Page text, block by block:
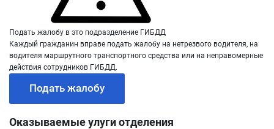
Подать жалобу в это подразделение ГИБДД
Каждый гражданин вправе подать жалобу на нетрезвого водителя, на
водителя маршрутного транспортного средства или на неправомерные
действия сотрудников ГИБДД.
Подать жалобу
Оказываемые улуги отделения